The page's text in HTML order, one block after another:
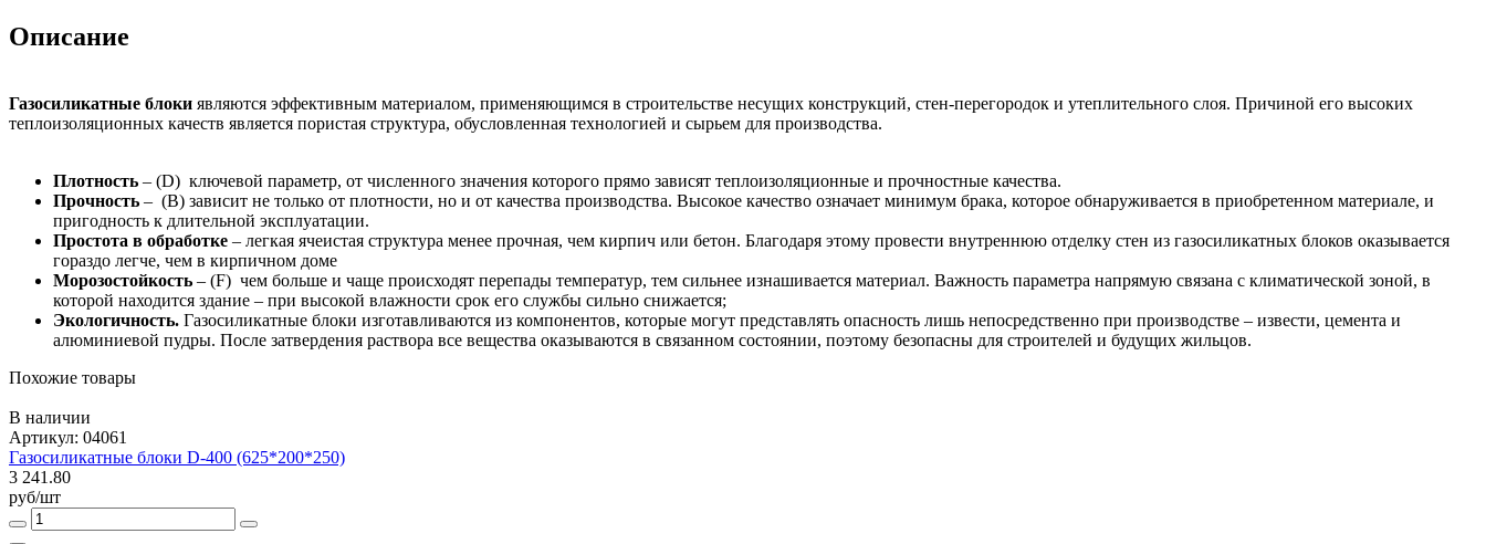
Описание
Газосиликатные блоки являются эффективным материалом, применяющимся в строительстве несущих конструкций, стен-перегородок и утеплительного слоя. Причиной его высоких
теплоизоляционных качеств является пористая структура, обусловленная технологией и сырьем для производства.
Плотность – (D) ключевой параметр, от численного значения которого прямо зависят теплоизоляционные и прочностные качества.
Прочность – (B) зависит не только от плотности, но и от качества производства. Высокое качество означает минимум брака, которое обнаруживается в приобретенном материале, и
пригодность к длительной эксплуатации.
Простота в обработке – легкая ячеистая структура менее прочная, чем кирпич или бетон. Благодаря этому провести внутреннюю отделку стен из газосиликатных блоков оказывается
гораздо легче, чем в кирпичном доме
Морозостойкость – (F) чем больше и чаще происходят перепады температур, тем сильнее изнашивается материал. Важность параметра напрямую связана с климатической зоной, в
которой находится здание – при высокой влажности срок его службы сильно снижается;
Экологичность. Газосиликатные блоки изготавливаются из компонентов, которые могут представлять опасность лишь непосредственно при производстве – извести, цемента и
алюминиевой пудры. После затвердения раствора все вещества оказываются в связанном состоянии, поэтому безопасны для строителей и будущих жильцов.
Похожие товары
В наличии
Артикул: 04061
Газосиликатные блоки D-400 (625*200*250)
3 241.80
руб/шт